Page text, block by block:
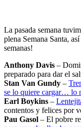
La pasada semana
plena Semana Santa,
semanas!
Anthony Davis –
preparado para dar el
Stan Van Gundy –
se lo quiere cargar… lo
Earl Boykins –
contentos y felices por
Pau Gasol – El pobre